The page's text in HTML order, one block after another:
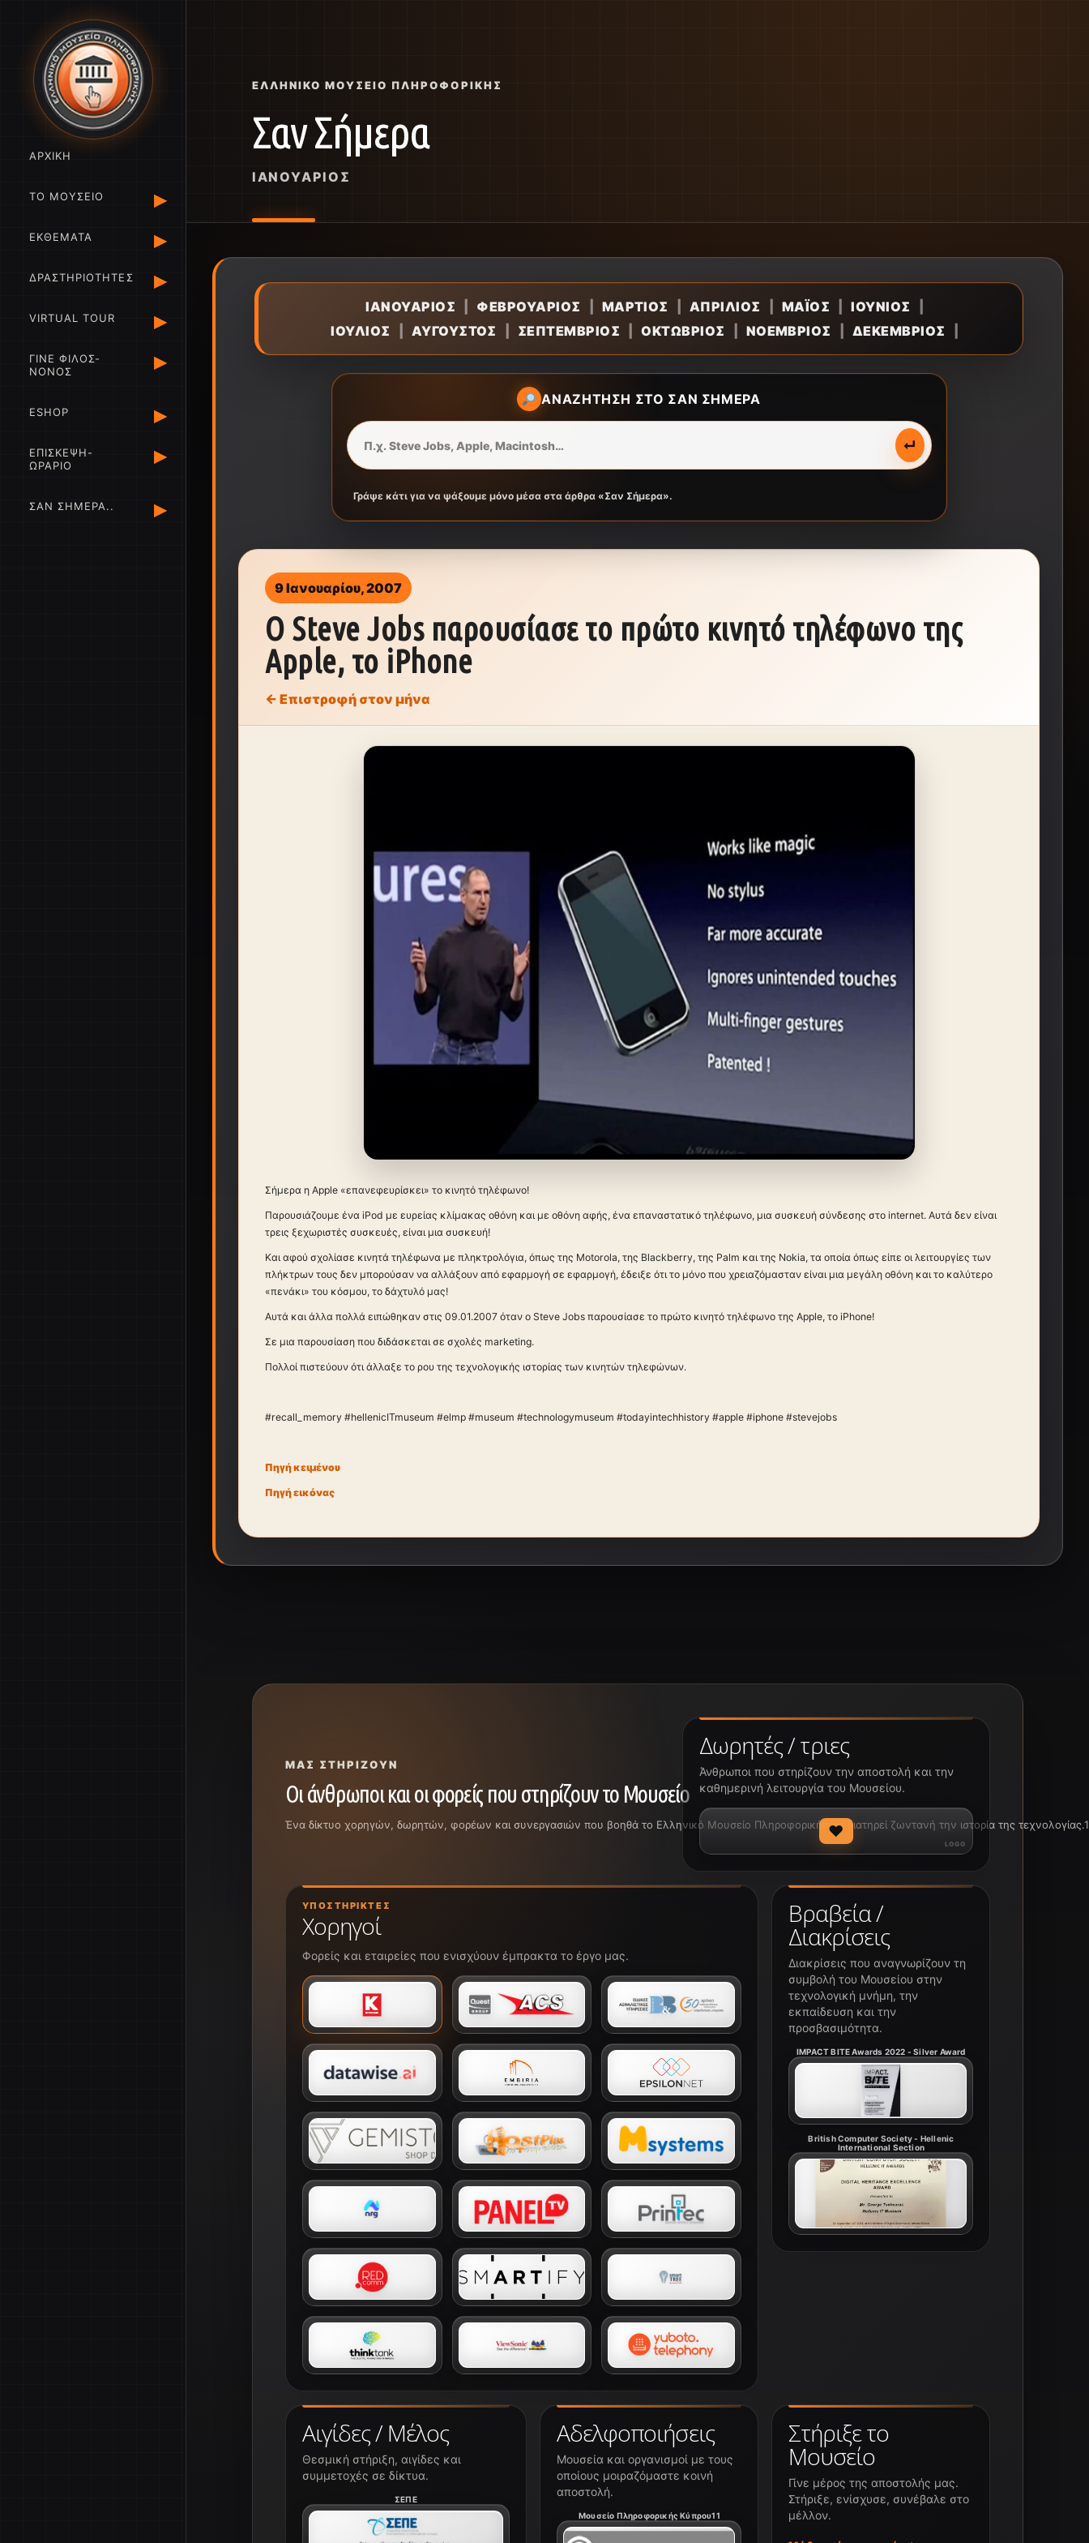
ΑΡΧΙΚΗ
ΤΟ ΜΟΥΣΕΙΟ ▸
ΕΚΘΕΜΑΤΑ ▸
ΔΡΑΣΤΗΡΙΟΤΗΤΕΣ ▸
VIRTUAL TOUR ▸
ΓΙΝΕ ΦΙΛΟΣ-
ΝΟΝΟΣ
▸
ESHOP ▸
ΕΠΙΣΚΕΨΗ-
ΩΡΑΡΙΟ
▸
ΣΑΝ ΣΗΜΕΡΑ.. ▸
ΕΛΛΗΝΙΚΌ ΜΟΥΣΕΊΟ ΠΛΗΡΟΦΟΡΙΚΉΣ
Σαν Σήμερα
ΙΑΝΟΥΆΡΙΟΣ
ΙΑΝΟΥΑΡΙΟΣ ΦΕΒΡΟΥΑΡΙΟΣ ΜΑΡΤΙΟΣ ΑΠΡΙΛΙΟΣ ΜΑΪΟΣ ΙΟΥΝΙΟΣ
ΙΟΥΛΙΟΣ
ΑΥΓΟΥΣΤΟΣ ΣΕΠΤΕΜΒΡΙΟΣ ΟΚΤΩΒΡΙΟΣ ΝΟΕΜΒΡΙΟΣ ΔΕΚΕΜΒΡΙΟΣ
ΑΝΑΖΉΤΗΣΗ ΣΤΟ ΣΑΝ ΣΉΜΕΡΑ
↵
Γράψε κάτι για να ψάξουμε μόνο μέσα στα άρθρα «Σαν Σήμερα».
9 Ιανουαρίου, 2007
Ο Steve Jobs παρουσίασε το πρώτο κινητό τηλέφωνο της
Apple, το iPhone
← Επιστροφή στον μήνα
Σήμερα η Apple «επανεφευρίσκει» το κινητό τηλέφωνο!
Παρουσιάζουμε ένα iPod με ευρείας κλίμακας οθόνη και με οθόνη αφής, ένα επαναστατικό τηλέφωνο, μια συσκευή σύνδεσης στο internet. Αυτά δεν είναι
τρεις ξεχωριστές συσκευές, είναι μια συσκευή!
Και αφού σχολίασε κινητά τηλέφωνα με πληκτρολόγια, όπως της Motorola, της Blackberry, της Palm και της Nokia, τα οποία όπως είπε οι λειτουργίες των
πλήκτρων τους δεν μπορούσαν να αλλάξουν από εφαρμογή σε εφαρμογή, έδειξε ότι το μόνο που χρειαζόμασταν είναι μια μεγάλη οθόνη και το καλύτερο
«πενάκι» του κόσμου, το δάχτυλό μας!
Αυτά και άλλα πολλά ειπώθηκαν στις 09.01.2007 όταν ο Steve Jobs παρουσίασε το πρώτο κινητό τηλέφωνο της Apple, το iPhone!
Σε μια παρουσίαση που διδάσκεται σε σχολές marketing.
Πολλοί πιστεύουν ότι άλλαξε το ρου της τεχνολογικής ιστορίας των κινητών τηλεφώνων.
#recall_memory #hellenicITmuseum #elmp #museum #technologymuseum #todayintechhistory #apple #iphone #stevejobs
Πηγή κειμένου
Πηγή εικόνας
ΜΑΣ ΣΤΗΡΊΖΟΥΝ
Οι άνθρωποι και οι φορείς που στηρίζουν το Μουσείο
Ένα δίκτυο χορηγών, δωρητών, φορέων και συνεργασιών που βοηθά το Ελληνικό Μουσείο Πληροφορικής να διατηρεί ζωντανή την ιστορία της τεχνολογίας.1
Δωρητές / τριες
Άνθρωποι που στηρίζουν την αποστολή και την
καθημερινή λειτουργία του Μουσείου.
♥
ΥΠΟΣΤΗΡΙΚΤΈΣ
Χορηγοί
Φορείς και εταιρείες που ενισχύουν έμπρακτα το έργο μας.
Αδελφοποιήσεις
Μουσεία και οργανισμοί με τους
οποίους μοιραζόμαστε κοινή
αποστολή.
Μουσείο Πληροφορικής Κύπρου11
Αιγίδες / Μέλος
Θεσμική στήριξη, αιγίδες και
συμμετοχές σε δίκτυα.
ΣΕΠΕ
Βραβεία /
Διακρίσεις
Διακρίσεις που αναγνωρίζουν τη
συμβολή του Μουσείου στην
τεχνολογική μνήμη, την
εκπαίδευση και την
προσβασιμότητα.
IMPACT BITE Awards 2022 - Silver Award
British Computer Society - Hellenic
International Section
Στήριξε το
Μουσείο
Γίνε μέρος της αποστολής μας.
Στήριξε, ενίσχυσε, συνέβαλε στο
μέλλον.